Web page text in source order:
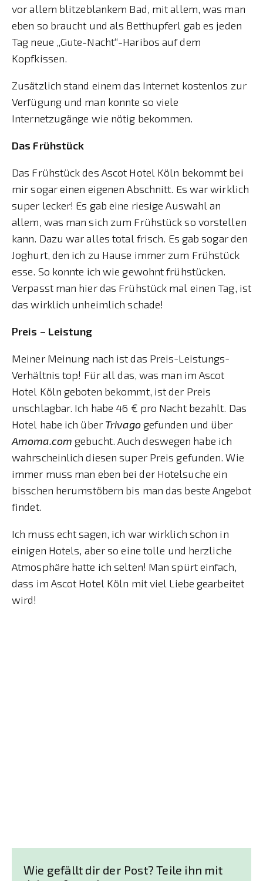
vor allem blitzeblankem Bad, mit allem, was man
eben so braucht und als Betthupferl gab es jeden
Tag neue „Gute-Nacht“-Haribos auf dem
Kopfkissen.
Zusätzlich stand einem das Internet kostenlos zur
Verfügung und man konnte so viele
Internetzugänge wie nötig bekommen.
Das Frühstück
Das Frühstück des Ascot Hotel Köln bekommt bei
mir sogar einen eigenen Abschnitt. Es war wirklich
super lecker! Es gab eine riesige Auswahl an
allem, was man sich zum Frühstück so vorstellen
kann. Dazu war alles total frisch. Es gab sogar den
Joghurt, den ich zu Hause immer zum Frühstück
esse. So konnte ich wie gewohnt frühstücken.
Verpasst man hier das Frühstück mal einen Tag, ist
das wirklich unheimlich schade!
Preis – Leistung
Meiner Meinung nach ist das Preis-Leistungs-
Verhältnis top! Für all das, was man im Ascot
Hotel Köln geboten bekommt, ist der Preis
unschlagbar. Ich habe 46 € pro Nacht bezahlt. Das
Hotel habe ich über Trivagogefunden und über
Amoma.com gebucht. Auch deswegen habe ich
wahrscheinlich diesen super Preis gefunden. Wie
immer muss man eben bei der Hotelsuche ein
bisschen herumstöbern bis man das beste Angebot
findet.
Ich muss echt sagen, ich war wirklich schon in
einigen Hotels, aber so eine tolle und herzliche
Atmosphäre hatte ich selten! Man spürt einfach,
dass im Ascot Hotel Köln mit viel Liebe gearbeitet
wird!
Wie gefällt dir der Post? Teile ihn mit